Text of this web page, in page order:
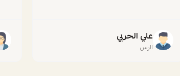
علي الحربي
الرس